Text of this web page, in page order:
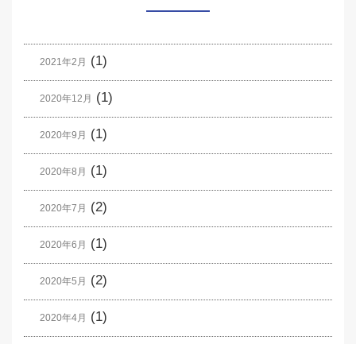
2021年2月 (1)
2020年12月 (1)
2020年9月 (1)
2020年8月 (1)
2020年7月 (2)
2020年6月 (1)
2020年5月 (2)
2020年4月 (1)